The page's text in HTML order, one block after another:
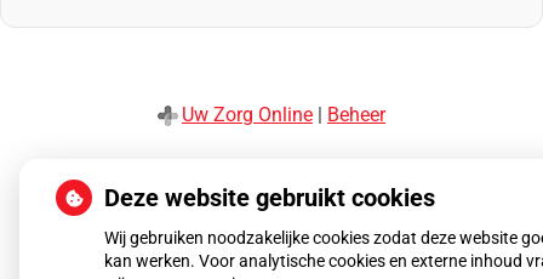
Uw Zorg Online | Beheer
Privacy verklaring
Deze website gebruikt cookies
Wij gebruiken noodzakelijke cookies zodat deze website
kan werken. Voor analytische cookies en externe inhoud